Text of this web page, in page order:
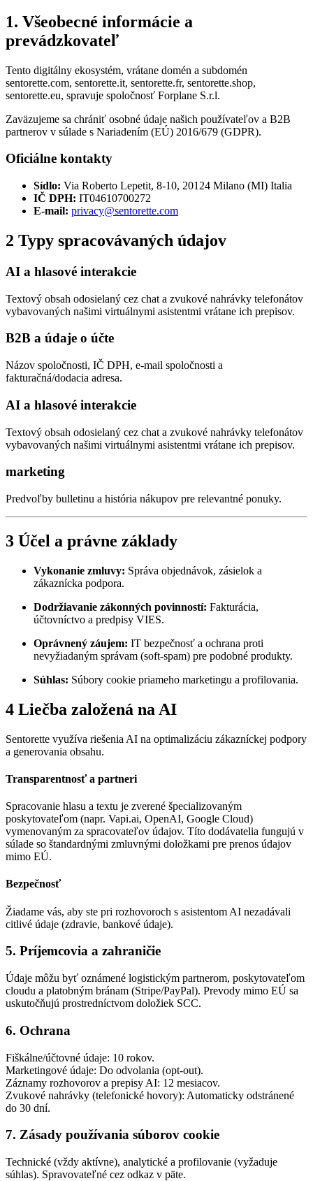
1. Všeobecné informácie a
prevádzkovateľ
Tento digitálny ekosystém, vrátane domén a subdomén
sentorette.com, sentorette.it, sentorette.fr, sentorette.shop,
sentorette.eu, spravuje spoločnosť Forplane S.r.l.
Zaväzujeme sa chrániť osobné údaje našich používateľov a B2B
partnerov v súlade s Nariadením (EÚ) 2016/679 (GDPR).
Oficiálne kontakty
Sídlo: Via Roberto Lepetit, 8-10, 20124 Milano (MI) Italia
IČ DPH: IT04610700272
E-mail: privacy@sentorette.com
2 Typy spracovávaných údajov
AI a hlasové interakcie
Textový obsah odosielaný cez chat a zvukové nahrávky telefonátov
vybavovaných našimi virtuálnymi asistentmi vrátane ich prepisov.
B2B a údaje o účte
Názov spoločnosti, IČ DPH, e-mail spoločnosti a
fakturačná/dodacia adresa.
AI a hlasové interakcie
Textový obsah odosielaný cez chat a zvukové nahrávky telefonátov
vybavovaných našimi virtuálnymi asistentmi vrátane ich prepisov.
marketing
Predvoľby bulletinu a história nákupov pre relevantné ponuky.
3 Účel a právne základy
Vykonanie zmluvy: Správa objednávok, zásielok a
zákaznícka podpora.
Dodržiavanie zákonných povinností: Fakturácia,
účtovníctvo a predpisy VIES.
Oprávnený záujem: IT bezpečnosť a ochrana proti
nevyžiadaným správam (soft-spam) pre podobné produkty.
Súhlas: Súbory cookie priameho marketingu a profilovania.
4 Liečba založená na AI
Sentorette využíva riešenia AI na optimalizáciu zákazníckej podpory
a generovania obsahu.
Transparentnosť a partneri
Spracovanie hlasu a textu je zverené špecializovaným
poskytovateľom (napr. Vapi.ai, OpenAI, Google Cloud)
vymenovaným za spracovateľov údajov. Títo dodávatelia fungujú v
súlade so štandardnými zmluvnými doložkami pre prenos údajov
mimo EÚ.
Bezpečnosť
Žiadame vás, aby ste pri rozhovoroch s asistentom AI nezadávali
citlivé údaje (zdravie, bankové údaje).
5. Príjemcovia a zahraničie
Údaje môžu byť oznámené logistickým partnerom, poskytovateľom
cloudu a platobným bránam (Stripe/PayPal). Prevody mimo EÚ sa
uskutočňujú prostredníctvom doložiek SCC.
6. Ochrana
Fiškálne/účtovné údaje: 10 rokov.
Marketingové údaje: Do odvolania (opt-out).
Záznamy rozhovorov a prepisy AI: 12 mesiacov.
Zvukové nahrávky (telefonické hovory): Automaticky odstránené
do 30 dní.
7. Zásady používania súborov cookie
Technické (vždy aktívne), analytické a profilovanie (vyžaduje
súhlas). Spravovateľné cez odkaz v päte.